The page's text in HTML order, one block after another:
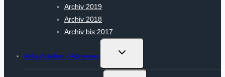
Archiv 2019
Archiv 2018
Archiv bis 2017
Anlaufstellen / Adressen
Untermenü